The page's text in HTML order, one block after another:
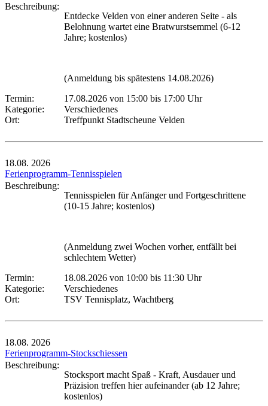
Beschreibung:
Entdecke Velden von einer anderen Seite - als
Belohnung wartet eine Bratwurstsemmel (6-12
Jahre; kostenlos)
(Anmeldung bis spätestens 14.08.2026)
Termin:
17.08.2026 von 15:00 bis 17:00 Uhr
Kategorie:
Verschiedenes
Ort:
Treffpunkt Stadtscheune Velden
18.08. 2026
Ferienprogramm-Tennisspielen
Beschreibung:
Tennisspielen für Anfänger und Fortgeschrittene
(10-15 Jahre; kostenlos)
(Anmeldung zwei Wochen vorher, entfällt bei
schlechtem Wetter)
Termin:
18.08.2026 von 10:00 bis 11:30 Uhr
Kategorie:
Verschiedenes
Ort:
TSV Tennisplatz, Wachtberg
18.08. 2026
Ferienprogramm-Stockschiessen
Beschreibung:
Stocksport macht Spaß - Kraft, Ausdauer und
Präzision treffen hier aufeinander (ab 12 Jahre;
kostenlos)